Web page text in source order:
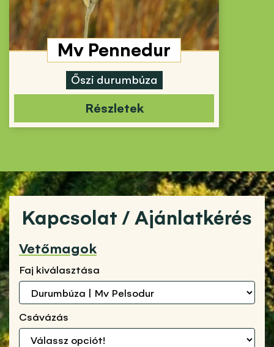
Mv Pennedur
Őszi durumbúza
Részletek
Kapcsolat / Ajánlatkérés
Vetőmagok
Faj kiválasztása
Csávázás